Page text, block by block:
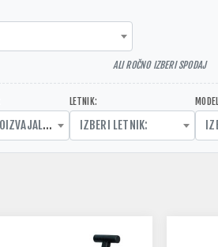
ALI ROČNO IZBERI SPODAJ
IZBERI PROIZVAJALCA
LETNIK:
IZBERI LETNIK: